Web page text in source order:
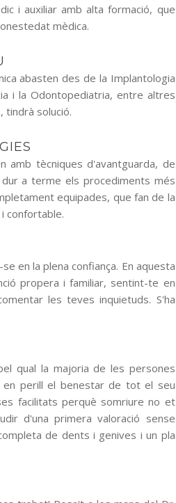
i auxiliar amb alta formació, que
mèdica.
abasten des de la Implantologia
i la Odontopediatria, entre altres
tindrà solució.
amb tècniques d'avantguarda, de
a terme els procediments més
equipades, que fan de la
confortable.
en la plena confiança. En aquesta
propera i familiar, sentint-te en
les teves inquietuds. S'ha
qual la majoria de les persones
en perill el benestar de tot el seu
facilitats perquè somriure no et
d'una primera valoració sense
de dents i genives i un pla